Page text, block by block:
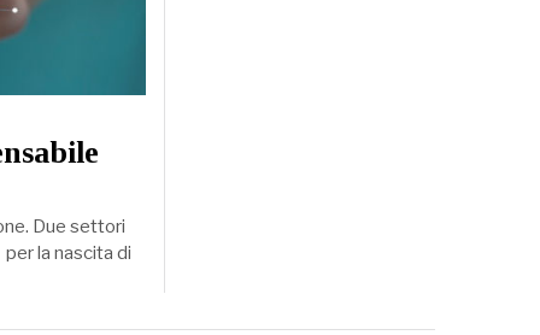
Due settori
la nascita di